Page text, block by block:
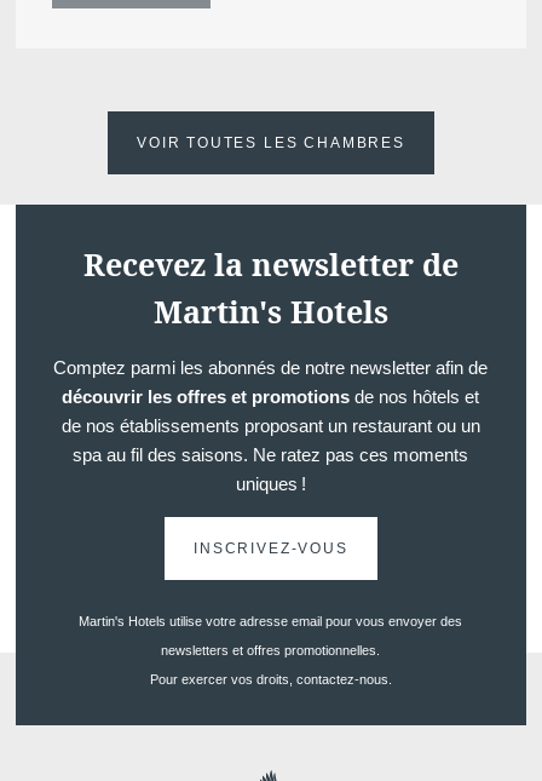
VOIR TOUTES LES CHAMBRES
Recevez la newsletter de
Martin's Hotels
Comptez parmi les abonnés de notre newsletter afin de
découvrir les offres et promotions de nos hôtels et
de nos établissements proposant un restaurant ou un
spa au fil des saisons. Ne ratez pas ces moments
uniques !
INSCRIVEZ-VOUS
Martin's Hotels utilise votre adresse email pour vous envoyer des
newsletters et offres promotionnelles.
Pour exercer vos droits, contactez-nous.